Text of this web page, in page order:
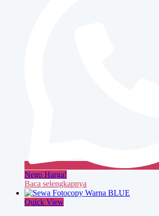
Nego Harga!
Baca selengkapnya
Quick View